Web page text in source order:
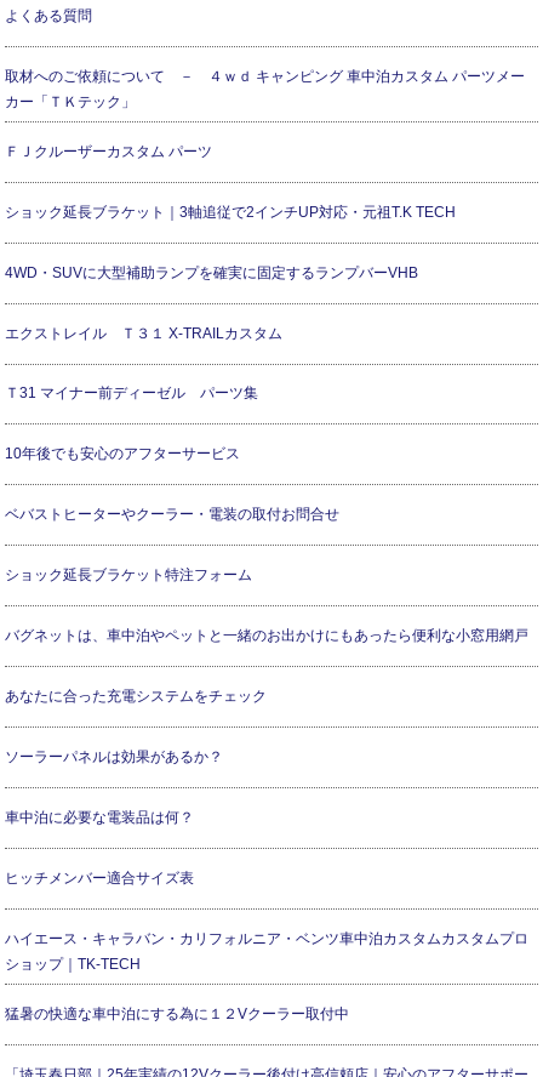
よくある質問
取材へのご依頼について － ４ｗｄ キャンピング 車中泊カスタム パーツメー
カー「ＴＫテック」
ＦＪクルーザーカスタム パーツ
ショック延長ブラケット｜3軸追従で2インチUP対応・元祖T.K TECH
4WD・SUVに大型補助ランプを確実に固定するランプバーVHB
エクストレイル Ｔ３１ X-TRAILカスタム
Ｔ31 マイナー前ディーゼル パーツ集
10年後でも安心のアフターサービス
ベバストヒーターやクーラー・電装の取付お問合せ
ショック延長ブラケット特注フォーム
バグネットは、車中泊やペットと一緒のお出かけにもあったら便利な小窓用網戸
あなたに合った充電システムをチェック
ソーラーパネルは効果があるか？
車中泊に必要な電装品は何？
ヒッチメンバー適合サイズ表
ハイエース・キャラバン・カリフォルニア・ベンツ車中泊カスタムカスタムプロ
ショップ｜TK-TECH
猛暑の快適な車中泊にする為に１２Vクーラー取付中